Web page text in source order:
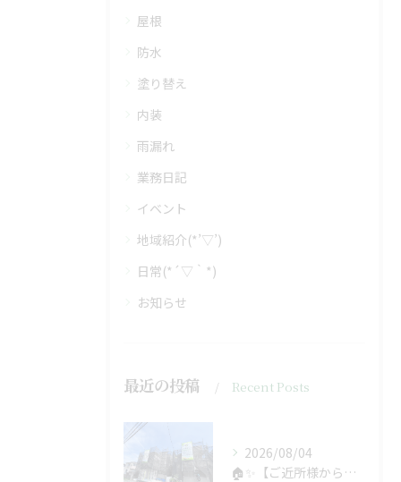
屋根
防水
塗り替え
内装
雨漏れ
業務日記
イベント
地域紹介(*’▽’)
日常(*´▽｀*)
お知らせ
最近の投稿 Recent Posts
2026/08/04
🏠✨【ご近所様からのご紹介で、工事スタート！】✨🏠